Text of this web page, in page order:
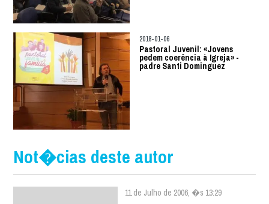
2018-01-06
Pastoral Juvenil: «Jovens
pedem coerência à Igreja» -
padre Santi Dominguez
Not�cias deste autor
11 de Julho de 2006, �s 13:29